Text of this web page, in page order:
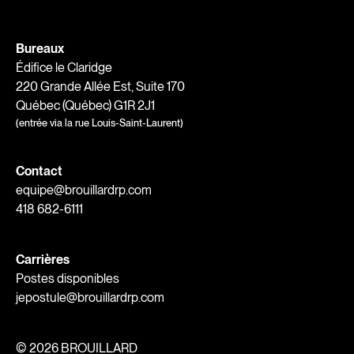
© 2026 BROUILLARD
Bureaux
Édifice le Claridge
220 Grande Allée Est, Suite 170
Québec (Québec) G1R 2J1
(entrée via la rue Louis-Saint-Laurent)
Contact
equipe@brouillardrp.com
418 682-6111
Carrières
Postes disponibles
jepostule@brouillardrp.com